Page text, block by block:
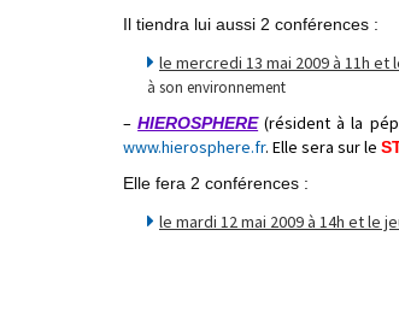
Il tiendra lui aussi 2 conférences :
le mercredi 13 mai 2009 à 11h et
à son environnement
–HIEROSPHERE(résident à la
www.hierosphere.fr. Elle sera sur le
Elle fera 2 conférences :
le mardi 12 mai 2009 à 14h et le